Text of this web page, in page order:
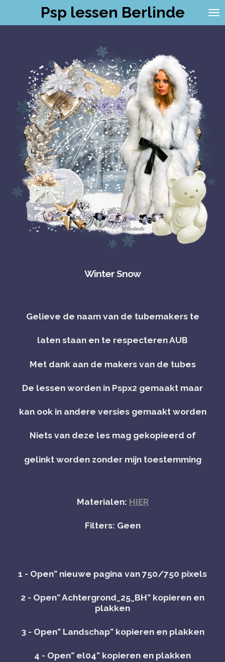
Psp lessen Berlinde
Winter Snow
Gelieve de naam van de tubemakers te
laten staan en te respecteren AUB
Met dank aan de makers van de tubes
De lessen worden in Pspx2 gemaakt maar
kan ook in andere versies gemaakt worden
Niets van deze les mag gekopieerd of
gelinkt worden zonder mijn toestemming
Materialen: HIER
Filters: Geen
1 - Open” nieuwe pagina van 750/750 pixels
2 - Open” Achtergrond_25_BH” kopieren en
plakken
3 - Open” Landschap” kopieren en plakken
4 - Open” el04” kopieren en plakken